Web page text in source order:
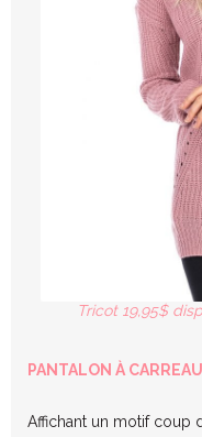
Tricot 19,95$
PANTALON À
Affichant un motif coup